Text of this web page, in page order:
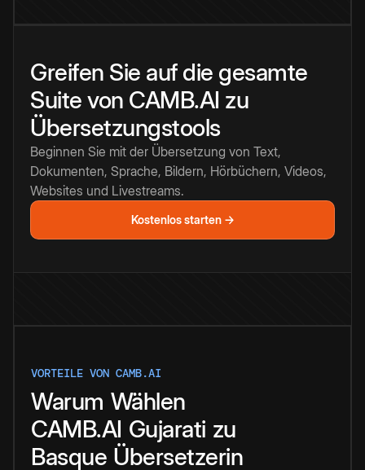
Greifen Sie auf die gesamte
Suite von CAMB.AI zu
Übersetzungstools
Beginnen Sie mit der Übersetzung von Text,
Dokumenten, Sprache, Bildern, Hörbüchern, Videos,
Websites und Livestreams.
Kostenlos starten →
VORTEILE VON CAMB.AI
Warum Wählen
CAMB.AI Gujarati zu
Basque Übersetzerin